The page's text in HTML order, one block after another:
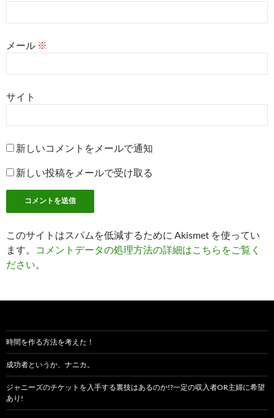
メール ※
サイト
新しいコメントをメールで通知
新しい投稿をメールで受け取る
このサイトはスパムを低減するために Akismet を使ってい
ます。
コメントデータの処理方法の詳細はこちらをご覧く
ださい。
時間を作る方法を考えた！
成功者というか、ナニカ。
ジャニーズのチケットを入手する裏技はあるのか!?一定の収入者OR主婦に希望
あり!